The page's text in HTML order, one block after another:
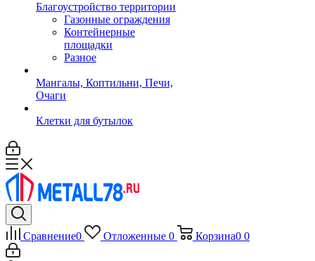
Благоустройство территории
Газонные ограждения
Контейнерные
площадки
Разное
Мангалы, Коптильни, Печи,
Очаги
Клетки для бутылок
Сравнение0 Отложенные 0 Корзина0 0